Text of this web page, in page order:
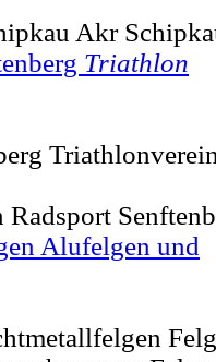
Akr
Triathlon
Alufelgen und